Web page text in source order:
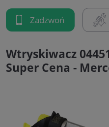
Zadzwoń
Wtryskiwacz
Super Cena -